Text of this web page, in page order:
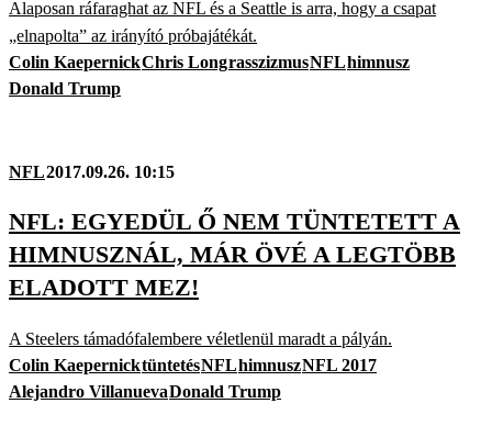
Alaposan ráfaraghat az NFL és a Seattle is arra, hogy a csapat
„elnapolta” az irányító próbajátékát.
Colin KaepernickChris LongrasszizmusNFLhimnusz
Donald Trump
NFL2017.09.26. 10:15
NFL: EGYEDÜL Ő NEM TÜNTETETT A
HIMNUSZNÁL, MÁR ÖVÉ A LEGTÖBB
ELADOTT MEZ!
A Steelers támadófalembere véletlenül maradt a pályán.
Colin KaepernicktüntetésNFLhimnuszNFL 2017
Alejandro VillanuevaDonald Trump